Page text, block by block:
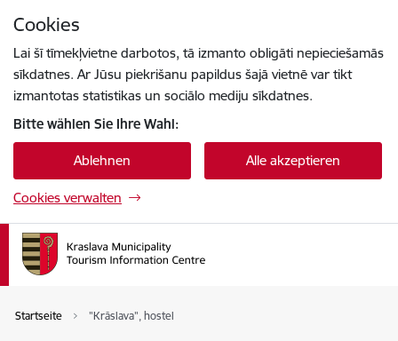
Cookies
Lai šī tīmekļvietne darbotos, tā izmanto obligāti nepieciešamās
sīkdatnes. Ar Jūsu piekrišanu papildus šajā vietnē var tikt
izmantotas statistikas un sociālo mediju sīkdatnes.
Bitte wählen Sie Ihre Wahl:
Ablehnen Alle akzeptieren
Cookies verwalten
Startseite "Krāslava", hostel